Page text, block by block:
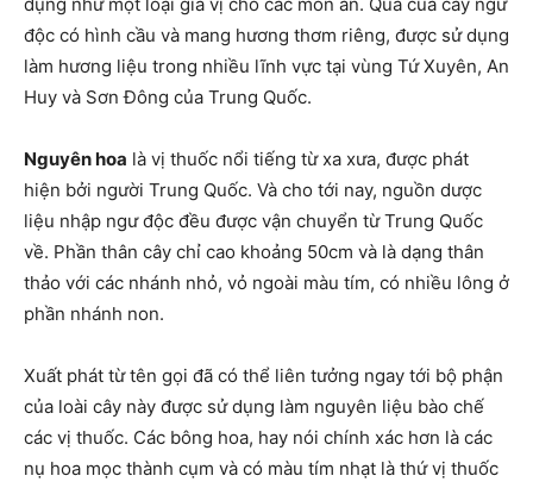
độc có hình cầu và mang hương thơm riêng, được sử dụng
làm hương liệu trong nhiều lĩnh vực tại vùng Tứ Xuyên, An
Huy và Sơn Đông của Trung Quốc.
Nguyên hoa là vị thuốc nổi tiếng từ xa xưa, được phát
hiện bởi người Trung Quốc. Và cho tới nay, nguồn dược
liệu nhập ngư độc đều được vận chuyển từ Trung Quốc
về. Phần thân cây chỉ cao khoảng 50cm và là dạng thân
thảo với các nhánh nhỏ, vỏ ngoài màu tím, có nhiều lông ở
phần nhánh non.
Xuất phát từ tên gọi đã có thể liên tưởng ngay tới bộ phận
của loài cây này được sử dụng làm nguyên liệu bào chế
các vị thuốc. Các bông hoa, hay nói chính xác hơn là các
nụ hoa mọc thành cụm và có màu tím nhạt là thứ vị thuốc